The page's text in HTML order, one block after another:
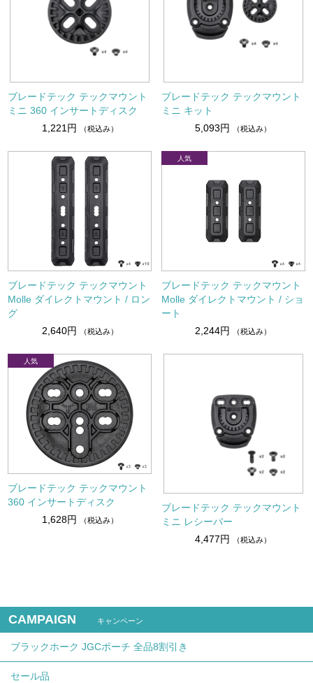
ブレードテック テックマウント
ミニ 360 インサートディスク
1,221円
（税込み）
ブレードテック テックマウント
ミニ キット
5,093円
（税込み）
ブレードテック テックマウント
Molle ダイレクトマウント / ロン
グ
2,640円
（税込み）
ブレードテック テックマウント
Molle ダイレクトマウント / ショ
ート
2,244円
（税込み）
ブレードテック テックマウント
360 インサートディスク
1,628円
（税込み）
ブレードテック テックマウント
ミニ レシーバー
4,477円
（税込み）
CAMPAIGN キャンペーン
ブラックホーク JGCポーチ 全品8割引き
セール品